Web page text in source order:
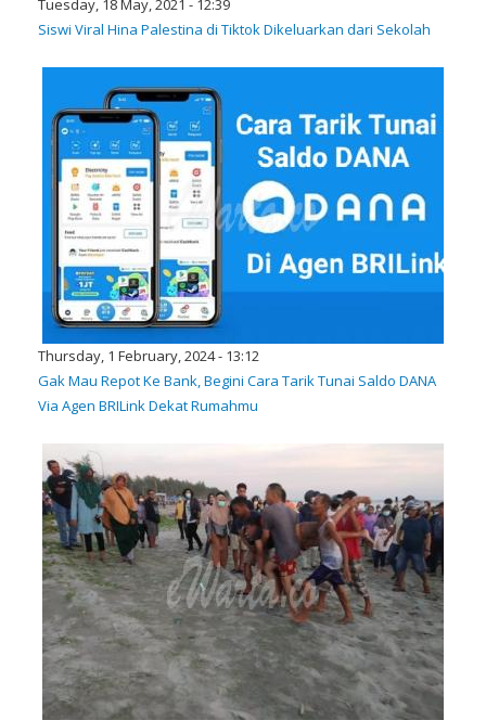
Tuesday, 18 May, 2021 - 12:39
Siswi Viral Hina Palestina di Tiktok Dikeluarkan dari Sekolah
Thursday, 1 February, 2024 - 13:12
Gak Mau Repot Ke Bank, Begini Cara Tarik Tunai Saldo DANA
Via Agen BRILink Dekat Rumahmu